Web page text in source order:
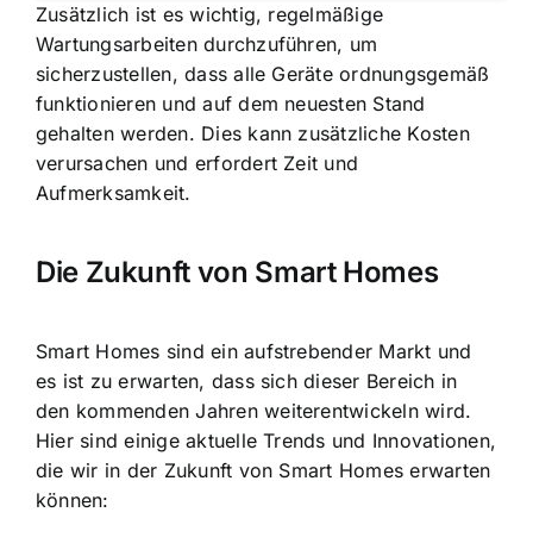
Zusätzlich ist es wichtig, regelmäßige
Wartungsarbeiten durchzuführen, um
sicherzustellen, dass alle Geräte ordnungsgemäß
funktionieren und auf dem neuesten Stand
gehalten werden. Dies kann zusätzliche Kosten
verursachen und erfordert Zeit und
Aufmerksamkeit.
Die Zukunft von Smart Homes
Smart Homes sind ein aufstrebender Markt und
es ist zu erwarten, dass sich dieser Bereich in
den kommenden Jahren weiterentwickeln wird.
Hier sind einige aktuelle Trends und Innovationen,
die wir in der Zukunft von Smart Homes erwarten
können: